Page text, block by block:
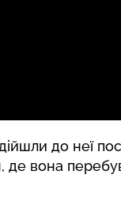
до неї
де вона